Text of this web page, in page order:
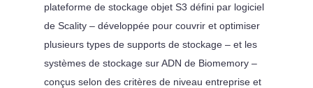
plateforme de stockage objet S3 défini par logiciel
de Scality – développée pour couvrir et optimiser
plusieurs types de supports de stockage – et les
systèmes de stockage sur ADN de Biomemory –
conçus selon des critères de niveau entreprise et